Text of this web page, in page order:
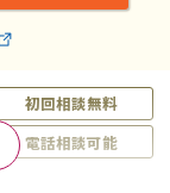
初回相談無料
電話相談可能